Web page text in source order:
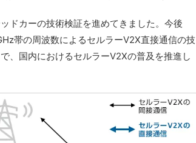
ドカーの技術検証を進めてきました。今後
帯の周波数によるセルラーV2X直接通信の技
、国内におけるセルラーV2Xの普及を推進し